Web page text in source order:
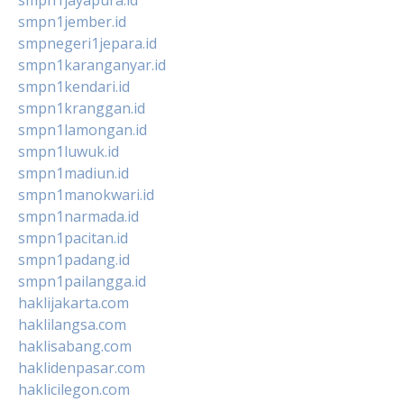
smpn1jember.id
smpnegeri1jepara.id
smpn1karanganyar.id
smpn1kendari.id
smpn1kranggan.id
smpn1lamongan.id
smpn1luwuk.id
smpn1madiun.id
smpn1manokwari.id
smpn1narmada.id
smpn1pacitan.id
smpn1padang.id
smpn1pailangga.id
haklijakarta.com
haklilangsa.com
haklisabang.com
haklidenpasar.com
haklicilegon.com